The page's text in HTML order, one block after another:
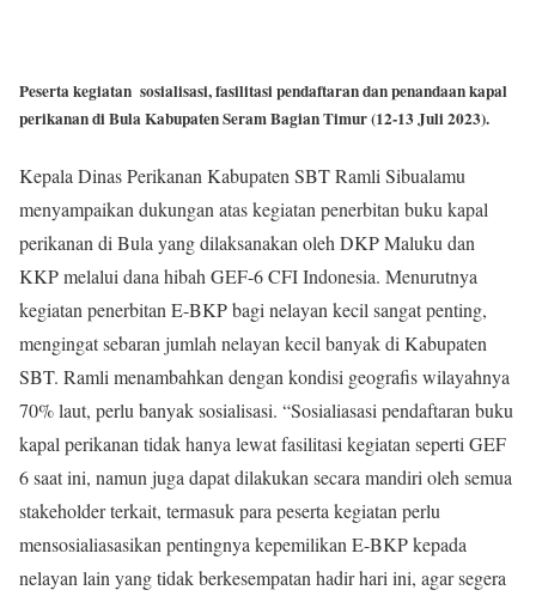
Peserta kegiatan sosialisasi, fasilitasi pendaftaran dan penandaan kapal
perikanan di Bula Kabupaten Seram Bagian Timur (12-13 Juli 2023).
Kepala Dinas Perikanan Kabupaten SBT Ramli Sibualamu
menyampaikan dukungan atas kegiatan penerbitan buku kapal
perikanan di Bula yang dilaksanakan oleh DKP Maluku dan
KKP melalui dana hibah GEF-6 CFI Indonesia. Menurutnya
kegiatan penerbitan E-BKP bagi nelayan kecil sangat penting,
mengingat sebaran jumlah nelayan kecil banyak di Kabupaten
SBT. Ramli menambahkan dengan kondisi geografis wilayahnya
70% laut, perlu banyak sosialisasi. “Sosialiasasi pendaftaran buku
kapal perikanan tidak hanya lewat fasilitasi kegiatan seperti GEF
6 saat ini, namun juga dapat dilakukan secara mandiri oleh semua
stakeholder terkait, termasuk para peserta kegiatan perlu
mensosialiasasikan pentingnya kepemilikan E-BKP kepada
nelayan lain yang tidak berkesempatan hadir hari ini, agar segera